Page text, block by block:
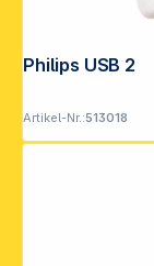
Artikel-Nr.:513018